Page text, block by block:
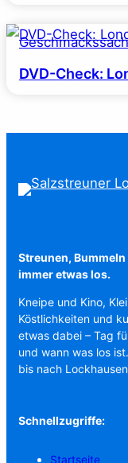
DVD-Check:
Streunen,
immer etwas los.
Kneipe und Kino,
Köstlichkeiten und
etwas dabei – Tag
und wann was los
bis nach
Schnellzugriffe:
Startseite